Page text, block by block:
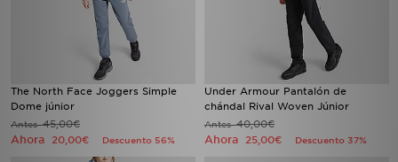
The North Face Joggers Simple
Dome júnior
Antes45,00€
Ahora 20,00€ Descuento 56%
Under Armour Pantalón de
chándal Rival Woven Júnior
Antes40,00€
Ahora 25,00€ Descuento 37%